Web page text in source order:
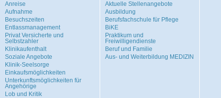
Anreise
Aufnahme
Besuchszeiten
Entlassmanagement
Privat Versicherte und
Selbstzahler
Klinikaufenthalt
Soziale Angebote
Klinik-Seelsorge
Einkaufsmöglichkeiten
Unterkunftsmöglichkeiten für
Angehörige
Lob und Kritik
Aktuelle Stellenangebote
Ausbildung
Berufsfachschule für Pflege
BiKE
Praktikum und
Freiwilligendienste
Beruf und Familie
Aus- und Weiterbildung MEDIZIN